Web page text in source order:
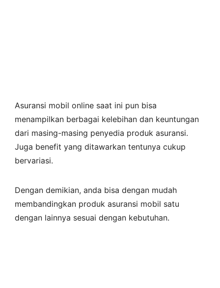
Asuransi mobil online saat ini pun bisa
menampilkan berbagai kelebihan dan keuntungan
dari masing-masing penyedia produk asuransi.
Juga benefit yang ditawarkan tentunya cukup
bervariasi.
Dengan demikian, anda bisa dengan mudah
membandingkan produk asuransi mobil satu
dengan lainnya sesuai dengan kebutuhan.